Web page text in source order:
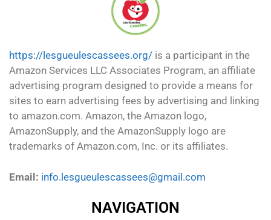
https://lesgueulescassees.org/ is a participant in the
Amazon Services LLC Associates Program, an affiliate
advertising program designed to provide a means for
sites to earn advertising fees by advertising and linking
to amazon.com. Amazon, the Amazon logo,
AmazonSupply, and the AmazonSupply logo are
trademarks of Amazon.com, Inc. or its affiliates.
Email: info.lesgueulescassees@gmail.com
NAVIGATION